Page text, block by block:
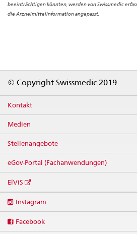
beeinträchtigen könnten, werden von Swissmedic
die Arzneimittelinformation angepasst.
© Copyright Swissmedic 2019
Kontakt
Medien
Stellenangebote
eGov-Portal (Fachanwendungen)
ElViS
media
Instagram
Facebook